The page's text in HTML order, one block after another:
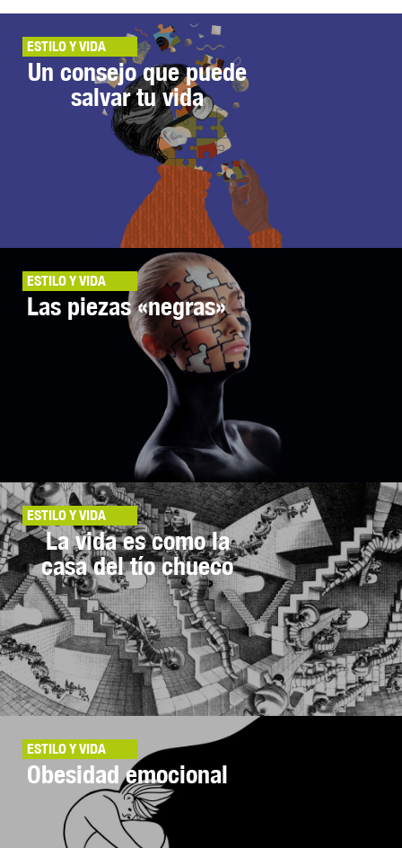
ESTILO Y VIDA
Un consejo que puede
salvar tu vida
ESTILO Y VIDA
Las piezas «negras»
ESTILO Y VIDA
La vida es como la
casa del tío chueco
ESTILO Y VIDA
Obesidad emocional